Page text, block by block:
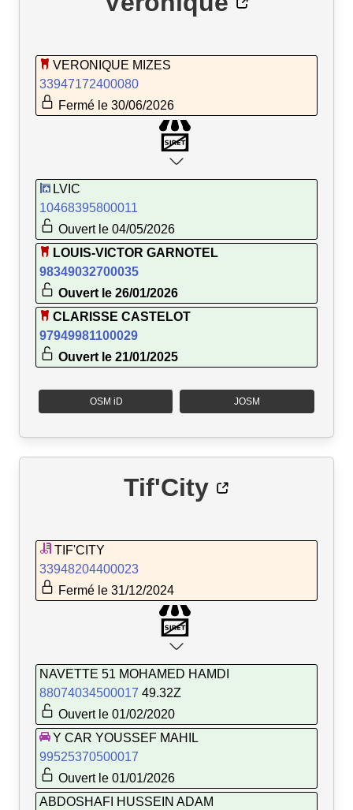
VERONIQUE MIZES
33947172400080
Fermé le 30/06/2026
LVIC
10468395800011
Ouvert le 04/05/2026
LOUIS-VICTOR GARNOTEL
98349032700035
Ouvert le 26/01/2026
CLARISSE CASTELOT
97949981100029
Ouvert le 21/01/2025
OSM iD JOSM
Tif'City
TIF'CITY
33948204400023
Fermé le 31/12/2024
NAVETTE 51 MOHAMED HAMDI
88074034500017 49.32Z
Ouvert le 01/02/2020
Y CAR YOUSSEF MAHIL
99525370500017
Ouvert le 01/01/2026
ABDOSHAFI HUSSEIN ADAM